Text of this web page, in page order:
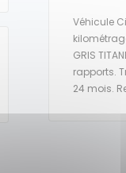
Véhicule
GRIS
rapports.
24 mois.